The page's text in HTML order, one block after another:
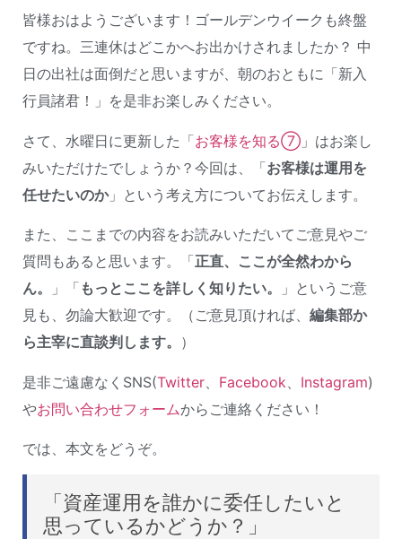
皆様おはようございます！ゴールデンウイークも終盤
ですね。三連休はどこかへお出かけされましたか？ 中
日の出社は面倒だと思いますが、朝のおともに「新入
行員諸君！」を是非お楽しみください。
さて、水曜日に更新した「お客様を知る⑦ 」はお楽し
みいただけたでしょうか？今回は、「お客様は運用を
任せたいのか」という考え方についてお伝えします。
また、ここまでの内容をお読みいただいてご意見やご
質問もあると思います。「正直、ここが全然わから
ん。
」「 もっとここを詳しく知りたい。
」というご意
見も、勿論大歓迎です。（ご意見頂ければ、 編集部か
ら主宰に直談判します。 ）
是非ご遠慮なくSNS(Twitter Facebook Instagram)
やお問い合わせフォームからご連絡ください！
では、本文をどうぞ。
「資産運用を誰かに委任したいと
思っているかどうか？」